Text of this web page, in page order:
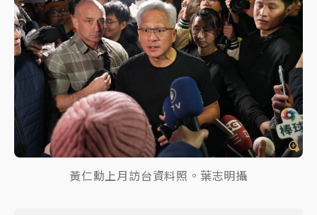
黃仁勳上月訪台資料照。葉志明攝